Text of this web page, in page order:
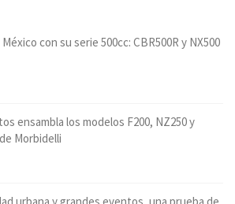
con su serie 500cc: CBR500R y NX500
ensambla los modelos F200, NZ250 y
Morbidelli